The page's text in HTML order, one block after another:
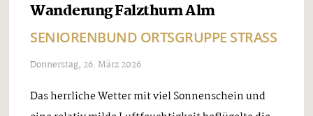
Wanderung Falzthurn Alm
SENIORENBUND ORTSGRUPPE STRASS
Donnerstag, 26. März 2026
Das herrliche Wetter mit viel Sonnenschein und